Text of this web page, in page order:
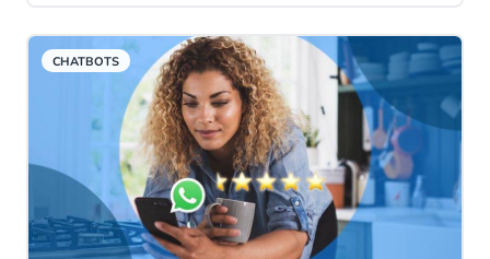
ist das eine große Herausforderung.
CHATBOTS